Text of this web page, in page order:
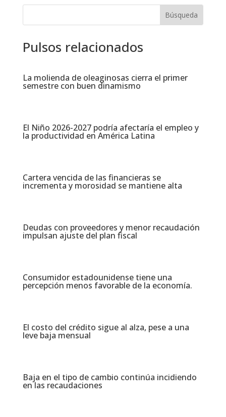
Pulsos relacionados
La molienda de oleaginosas cierra el primer
semestre con buen dinamismo​
El Niño 2026-2027 podría afectaría el empleo y
la productividad en América Latina​
Cartera vencida de las financieras se
incrementa y morosidad se mantiene alta​
Deudas con proveedores y menor recaudación
impulsan ajuste del plan fiscal​
Consumidor estadounidense tiene una
percepción menos favorable de la economía​.
El costo del crédito sigue al alza, pese a una
leve baja mensual​
Baja en el tipo de cambio continúa incidiendo
en las recaudaciones​